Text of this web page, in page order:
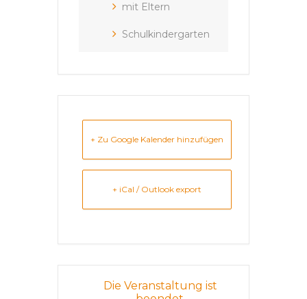
mit Eltern
Schulkindergarten
+ Zu Google Kalender hinzufügen
+ iCal / Outlook export
Die Veranstaltung ist